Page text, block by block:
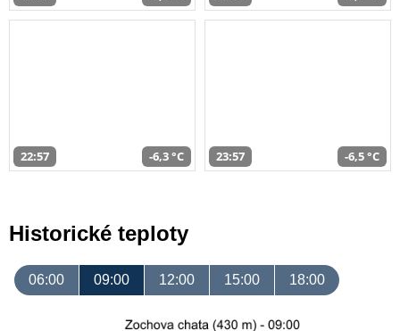
22:57 -6,3 °C 23:57 -6,5 °C
Historické teploty
06:00 09:00 12:00 15:00 18:00